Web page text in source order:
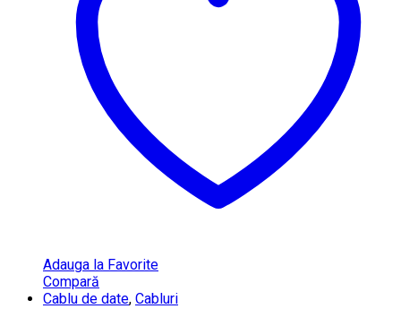
Adauga la Favorite
Compară
Cablu de date, Cabluri